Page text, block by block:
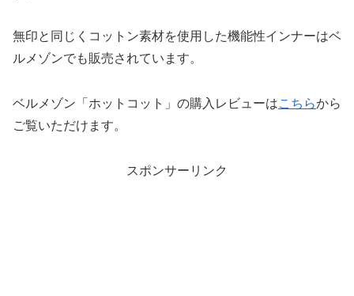
無印と同じくコットン素材を使用した機能性インナーはベ
ルメゾンでも販売されています。
ベルメゾン「ホットコット」の購入レビューはこちらから
ご覧いただけます。
スポンサーリンク